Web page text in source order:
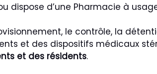
dispose d’une Pharmacie à
le contrôle, la
et des dispositifs médicaux
et des résidents.